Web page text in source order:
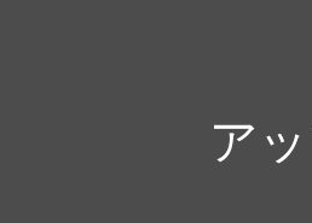
ア